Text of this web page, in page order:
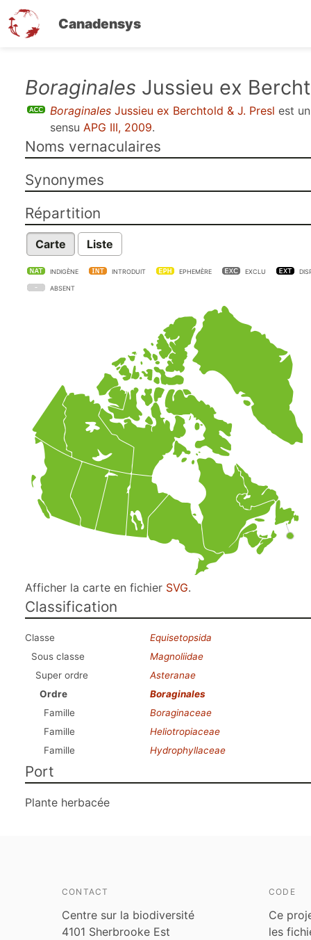
Canadensys
contenu
Boraginales Jussieu ex
Boraginales Jussieu ex Berchtold & J. Presl est
sensu APG III, 2009.
Noms vernaculaires
Synonymes
Répartition
Carte Liste
INDIGÈNE INTRODUIT EPHEMÈRE EXCLU
ABSENT
Afficher la carte en fichier SVG.
Classification
Classe
Equisetopsida
Sous classe
Magnoliidae
Super ordre
Asteranae
Ordre
Boraginales
Famille
Boraginaceae
Famille
Heliotropiaceae
Famille
Hydrophyllaceae
Port
Plante herbacée
CONTACT
Centre sur la biodiversité
4101 Sherbrooke Est
CODE
Ce
les